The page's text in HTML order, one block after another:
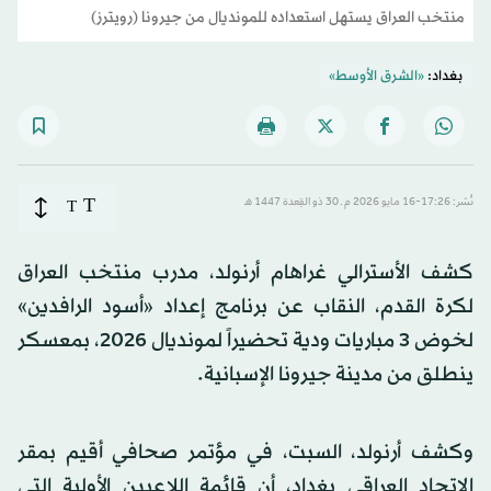
منتخب العراق يستهل استعداده للمونديال من جيرونا (رويترز)
بغداد:«الشرق الأوسط»
نُشر: 17:26-16 مايو 2026 م ـ 30 ذو القِعدة 1447 هـ T
T
كشف الأسترالي غراهام أرنولد، مدرب منتخب العراق
لكرة القدم، النقاب عن برنامج إعداد «أسود الرافدين»
لخوض 3 مباريات ودية تحضيراً لمونديال 2026، بمعسكر
ينطلق من مدينة جيرونا الإسبانية.
وكشف أرنولد، السبت، في مؤتمر صحافي أقيم بمقر